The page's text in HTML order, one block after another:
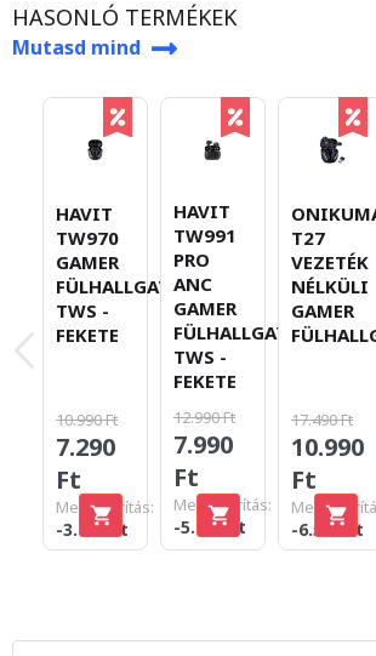
HASONLÓ TERMÉKEK
Mutasd mind
HAVIT
TW970
GAMER
FÜLHALLGATÓ
TWS -
FEKETE
10.990 Ft
7.290
Ft
Megtakarítás:
-3.700 Ft
HAVIT
TW991
PRO
ANC
GAMER
FÜLHALLGATÓ
TWS -
FEKETE
12.990 Ft
7.990
Ft
Megtakarítás:
-5.000 Ft
T27
VEZETÉK
NÉLKÜLI
GAMER
17.490 Ft
10.990
Ft
-6.500 Ft